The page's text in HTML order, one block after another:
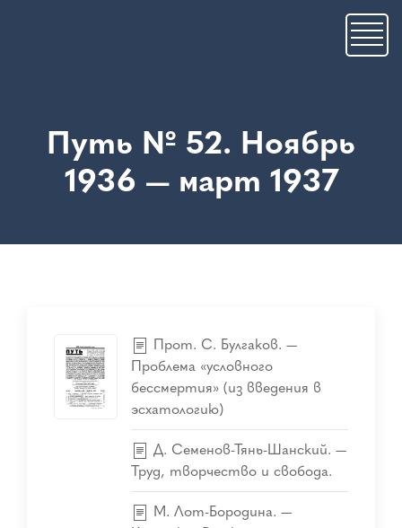
Путь № 52. Ноябрь
1936 — март 1937
Прот. С. Булгаков. —
Проблема «условного
бессмертия» (из введения в
эсхатологию)
Д. Семенов-Тянь-Шанский. —
Труд, творчество и свобода.
М. Лот-Бородина. —